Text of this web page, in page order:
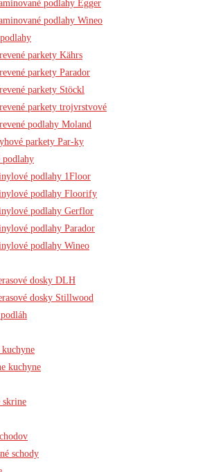
podlahy Egger
podlahy Wineo
parkety Kährs
parkety Parador
parkety Stöckl
parkety trojvrstvové
podlahy Moland
parkety Par-ky
podlahy 1Floor
podlahy Floorify
podlahy Gerflor
podlahy Parador
podlahy Wineo
dosky DLH
dosky Stillwood
kuchyne
skrine
schody